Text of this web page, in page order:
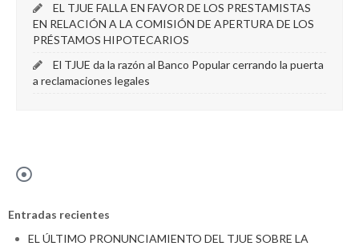
EL TJUE FALLA EN FAVOR DE LOS PRESTAMISTAS
EN RELACIÓN A LA COMISIÓN DE APERTURA DE LOS
PRÉSTAMOS HIPOTECARIOS
El TJUE da la razón al Banco Popular cerrando la puerta
a reclamaciones legales
Entradas recientes
EL ÚLTIMO PRONUNCIAMIENTO DEL TJUE SOBRE LA